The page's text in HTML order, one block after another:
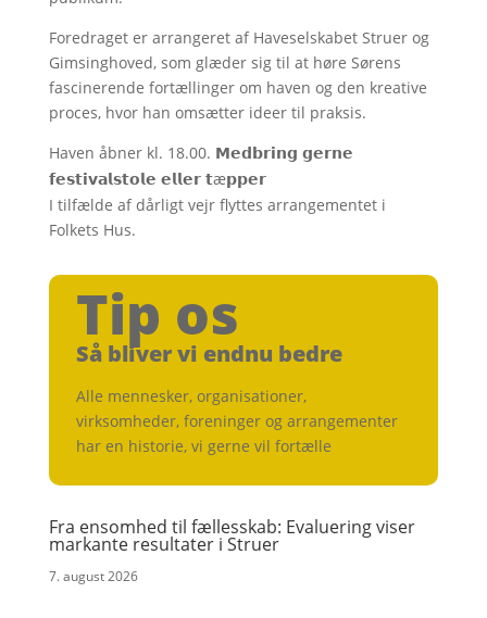
Foredraget er arrangeret af Haveselskabet Struer og
Gimsinghoved, som glæder sig til at høre Sørens
fascinerende fortællinger om haven og den kreative
proces, hvor han omsætter ideer til praksis.
Haven åbner kl. 18.00. 𝗠𝗲𝗱𝗯𝗿𝗶𝗻𝗴 𝗴𝗲𝗿𝗻𝗲
𝗳𝗲𝘀𝘁𝗶𝘃𝗮𝗹𝘀𝘁𝗼𝗹𝗲 𝗲𝗹𝗹𝗲𝗿 𝘁æ𝗽𝗽𝗲𝗿
I tilfælde af dårligt vejr flyttes arrangementet i
Folkets Hus.
Tip os
Så bliver vi endnu bedre
Alle mennesker, organisationer,
virksomheder, foreninger og arrangementer
har en historie, vi gerne vil fortælle
Fra ensomhed til fællesskab: Evaluering viser
markante resultater i Struer
7. august 2026